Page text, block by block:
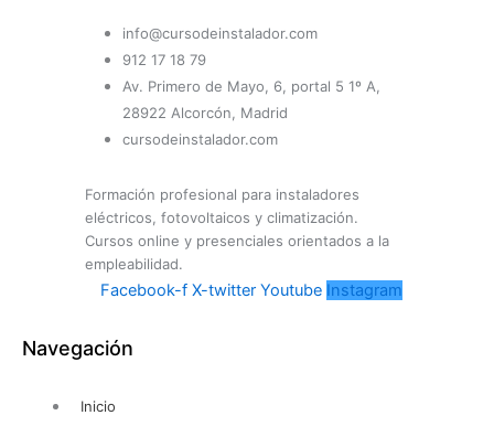
info@cursodeinstalador.com
912 17 18 79
Av. Primero de Mayo, 6, portal 5 1º A,
28922 Alcorcón, Madrid
cursodeinstalador.com
Formación profesional para instaladores
eléctricos, fotovoltaicos y climatización.
Cursos online y presenciales orientados a la
empleabilidad.
Facebook-f X-twitter Youtube Instagram
Navegación
Inicio